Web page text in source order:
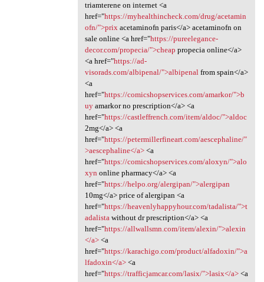
triamterene on internet <a
href="https://myhealthincheck.com/drug/acetamin
ofn/">prixacetaminofn paris</a> acetaminofn on
sale online <a href="https://pureelegance-
decor.com/propecia/">cheap propecia online</a>
<a href="https://ad-
visorads.com/albipenal/">albipenalfrom spain</a>
<a
href="https://comicshopservices.com/amarkor/">b
uyamarkor no prescription</a> <a
href="https://castleffrench.com/item/aldoc/">aldoc
2mg</a> <a
href="https://petermillerfineart.com/aescephaline/"
>aescephaline</a><a
href="https://comicshopservices.com/aloxyn/">alo
xyn online pharmacy</a> <a
href="https://helpo.org/alergipan/">alergipan
10mg</a> price of alergipan <a
href="https://heavenlyhappyhour.com/tadalista/">t
adalistawithout dr prescription</a> <a
href="https://allwallsmn.com/item/alexin/">alexin
</a><a
href="https://karachigo.com/product/alfadoxin/">a
lfadoxin</a><a
href="https://trafficjamcar.com/lasix/">lasix</a><a